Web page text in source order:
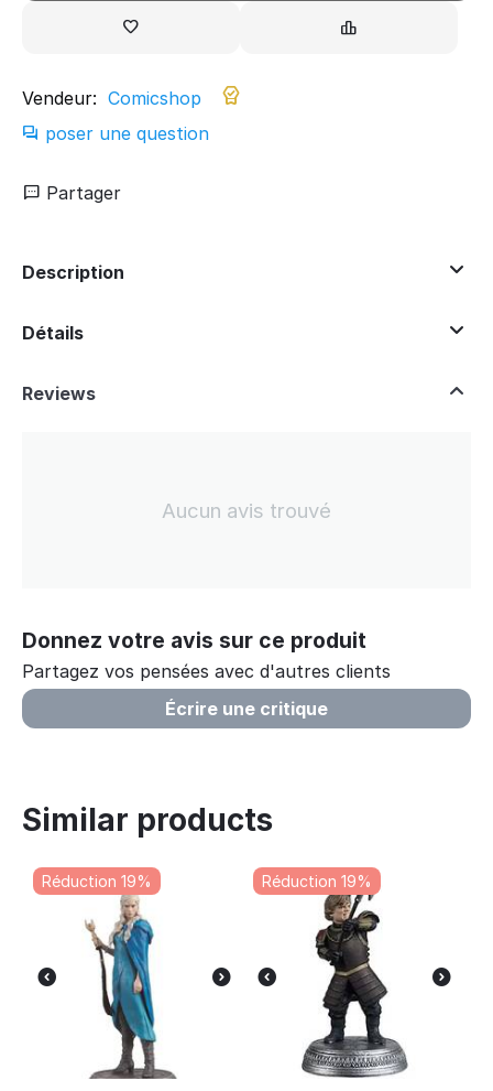
Vendeur: Comicshop
poser une question
Partager
Description
Détails
Reviews
Aucun avis trouvé
Donnez votre avis sur ce produit
Partagez vos pensées avec d'autres clients
Écrire une critique
Similar products
Réduction 19% Réduction 19%